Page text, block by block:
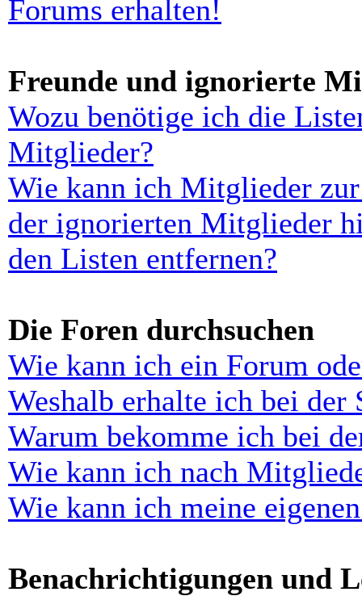
Forums erhalten!
Freunde und ignorierte
Wozu benötige ich die
Mitglieder?
Wie kann ich Mitglieder
der ignorierten Mitglieder
den Listen entfernen?
Die Foren durchsuchen
Wie kann ich ein Forum
Weshalb erhalte ich bei der
Warum bekomme ich bei
Wie kann ich nach
Wie kann ich meine
Benachrichtigungen und